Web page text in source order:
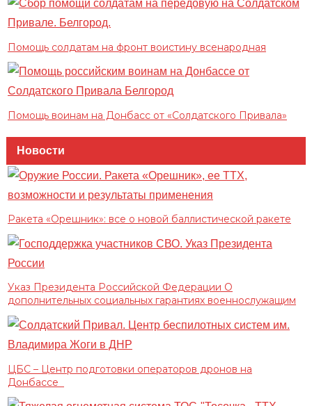
Помощь солдатам на фронт воистину всенародная
Помощь воинам на Донбасс от «Солдатского Привала»
Новости
Ракета «Орешник»: все о новой баллистической ракете
Указ Президента Российской Федерации О
дополнительных социальных гарантиях военнослужащим
ЦБС – Центр подготовки операторов дронов на
Донбассе